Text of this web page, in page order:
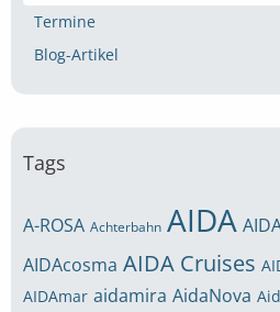
Termine
Blog-Artikel
Tags
A-ROSA Achterbahn AIDA
AIDAcosma AIDA Cruises
AIDAmar aidamira AidaNova